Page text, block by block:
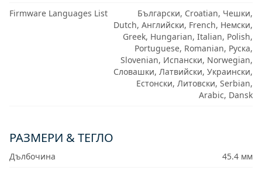
Firmware Languages List
Български, Croatian, Чешки,
Dutch, Английски, French, Немски,
Greek, Hungarian, Italian, Polish,
Portuguese, Romanian, Руска,
Slovenian, Испански, Norwegian,
Словашки, Латвийски, Украински,
Естонски, Литовски, Serbian,
Arabic, Dansk
РАЗМЕРИ & ТЕГЛО
Дълбочина
45.4 мм